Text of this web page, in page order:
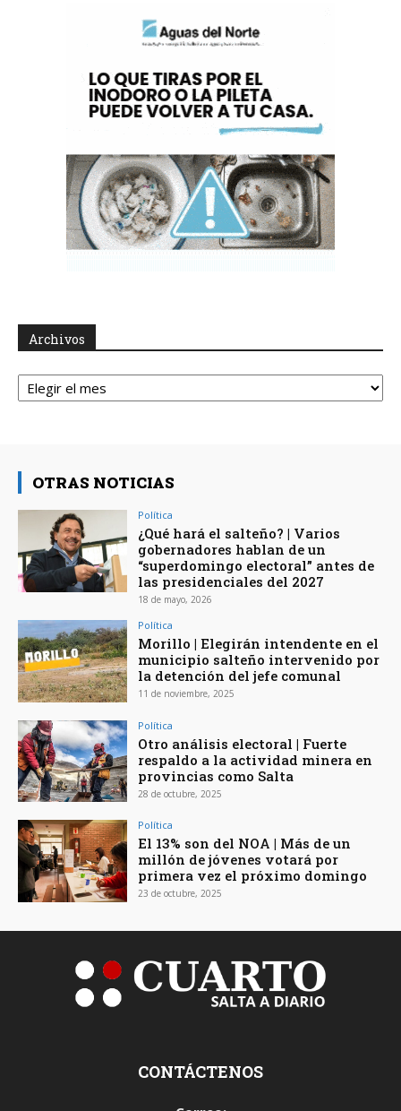
Archivos
Archivos
OTRAS NOTICIAS
Política
¿Qué hará el salteño? | Varios
gobernadores hablan de un
“superdomingo electoral” antes de
las presidenciales del 2027
18 de mayo, 2026
Política
Morillo | Elegirán intendente en el
municipio salteño intervenido por
la detención del jefe comunal
11 de noviembre, 2025
Política
Otro análisis electoral | Fuerte
respaldo a la actividad minera en
provincias como Salta
28 de octubre, 2025
Política
El 13% son del NOA | Más de un
millón de jóvenes votará por
primera vez el próximo domingo
23 de octubre, 2025
CONTÁCTENOS